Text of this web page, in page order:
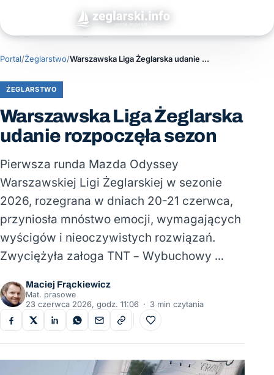
Portal/Żeglarstwo/ Warszawska Liga Żeglarska udanie rozpoczęła sezon
ŻEGLARSTWO
Warszawska Liga Żeglarska
udanie rozpoczęła sezon
Pierwsza runda Mazda Odyssey
Warszawskiej Ligi Żeglarskiej w sezonie
2026, rozegrana w dniach 20-21 czerwca,
przyniosła mnóstwo emocji, wymagających
wyścigów i nieoczywistych rozwiązań.
Zwyciężyła załoga TNT – Wybuchowy …
Maciej Frąckiewicz
Mat. prasowe
23 czerwca 2026, godz. 11:06 · 3 min czytania
Do ulubionych